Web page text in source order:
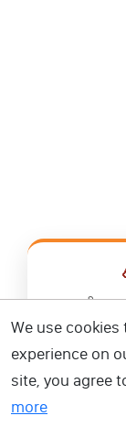
सभी व्रत,
We use
experience on
site, you agree
more